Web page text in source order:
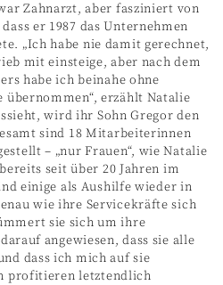
Zahnarzt, aber fasziniert von
er 1987 das Unternehmen
„Ich habe nie damit gerechnet,
mit einsteige, aber nach dem
habe ich beinahe ohne
übernommen“, erzählt Natalie
wird ihr Sohn Gregor den
sind 18 Mitarbeiterinnen
– „nur Frauen“, wie Natalie
seit über 20 Jahren im
einige als Aushilfe wieder in
wie ihre Servicekräfte sich
sie sich um ihre
angewiesen, dass sie alle
dass ich mich auf sie
profitieren letztendlich